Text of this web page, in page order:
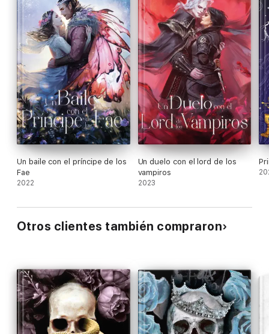
Un baile con el príncipe de los
Fae
2022
Un duelo con el lord de los
vampiros
2023
Otros clientes también compraron